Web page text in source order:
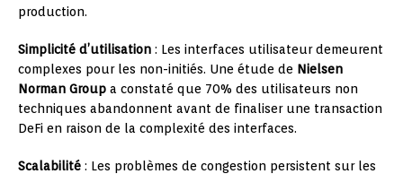
production.
Simplicité d’utilisation : Les interfaces utilisateur demeurent
complexes pour les non-initiés. Une étude de Nielsen
Norman Group a constaté que 70% des utilisateurs non
techniques abandonnent avant de finaliser une transaction
DeFi en raison de la complexité des interfaces.
Scalabilité : Les problèmes de congestion persistent sur les